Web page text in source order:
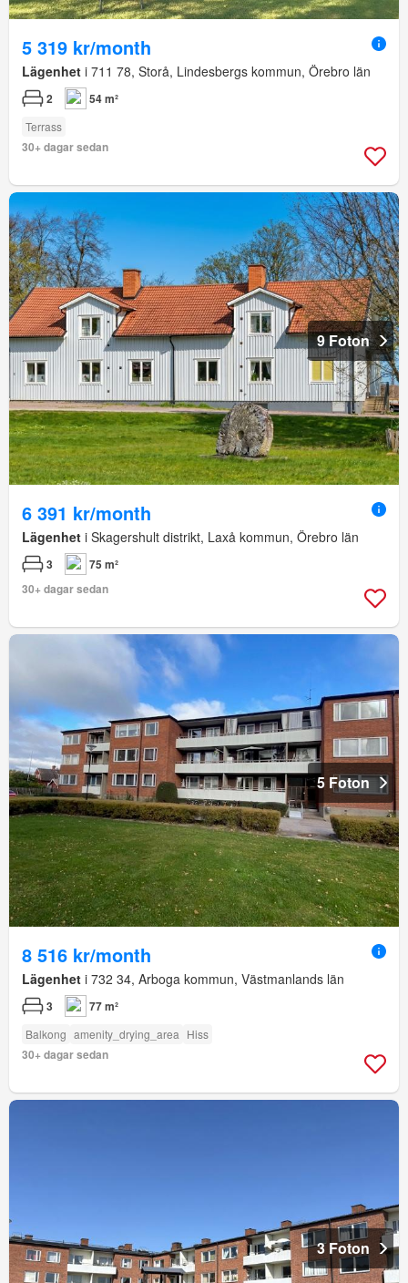
5 319 kr/month
Lägenhet i 711 78, Storå, Lindesbergs kommun, Örebro län
2 54 m²
Terrass
30+ dagar sedan
9 Foton
6 391 kr/month
Lägenhet i Skagershult distrikt, Laxå kommun, Örebro län
3
75 m²
30+ dagar sedan
5 Foton
8 516 kr/month
Lägenhet i 732 34, Arboga kommun, Västmanlands län
3 77 m²
Balkong amenity_drying_area Hiss
30+ dagar sedan
3 Foton